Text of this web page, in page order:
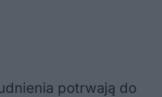
potrwają do